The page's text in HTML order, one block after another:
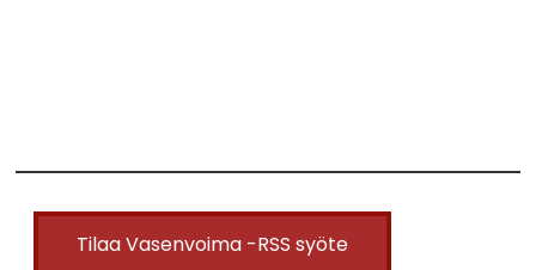
Tilaa Vasenvoima -RSS syöte